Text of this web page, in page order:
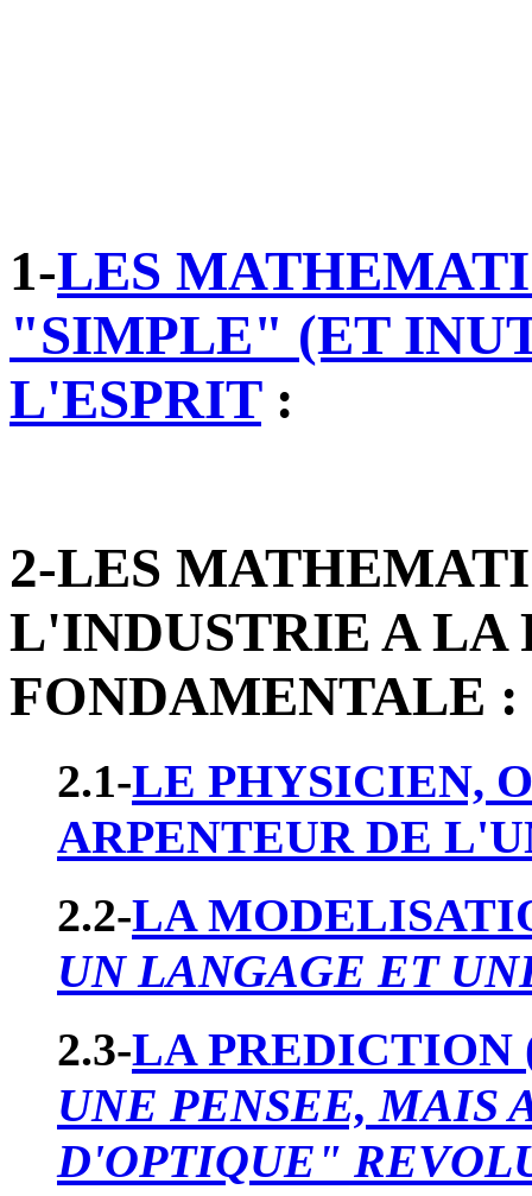
1-LES
"SIMPLE" (ET
L'ESPRIT:
2-LES
L'INDUSTRIE A LA
FONDAMENTALE :
2.1-LE PHYSICIEN,
ARPENTEUR DE
2.2-LA
UN LANGAGE ET
2.3-LA PREDICTION
UNE PENSEE, MAIS
D'OPTIQUE"